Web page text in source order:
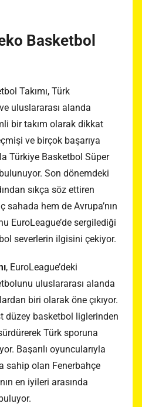
Basketbol
Takımı, Türk
uluslararası alanda
bir takım olarak dikkat
ve birçok başarıya
Türkiye Basketbol Süper
Son dönemdeki
sıkça söz ettiren
sahada hem de Avrupa’nın
EuroLeague’de sergilediği
severlerin ilgisini çekiyor.
, EuroLeague’deki
uluslararası alanda
biri olarak öne çıkıyor.
düzey basketbol liglerinden
Türk sporuna
Başarılı oyuncularıyla
sahip olan Fenerbahçe
en iyileri arasında